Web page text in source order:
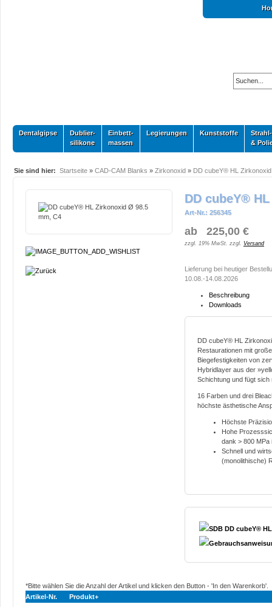
Dentalgipse
Dublier-
silikone
Einbett-
massen
Legierungen Kunststoffe
Strahl-
&
Sie sind hier: Startseite » CAD-CAM Blanks » Zirkonoxid » DD cubeY® HL Zirkonoxid
DD cubeY®
Art-Nr.: 256345
ab 225,00 €
zzgl. 19% MwSt. zzgl. Versand
Lieferung bei heutiger
10.08.-14.08.2026
Beschreibung
Downloads
DD cubeY® HL
Restaurationen mit
Biegefestigkeiten von
Hybridlayer aus der
Schichtung und fügt sich
16 Farben und drei
höchste ästhetische
Höchste
Hohe
dank > 800 MPa
Schnell und
(monolithische)
SDB DD cubeY®
*Bitte wählen Sie die Anzahl der Artikel und klicken den Button - 'In den Warenkorb'.
Artikel-Nr.
Produkt+